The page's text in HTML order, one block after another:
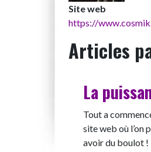
Site web
https://
Articles
La
Tout a
site web où l’on
avoir du boulot !